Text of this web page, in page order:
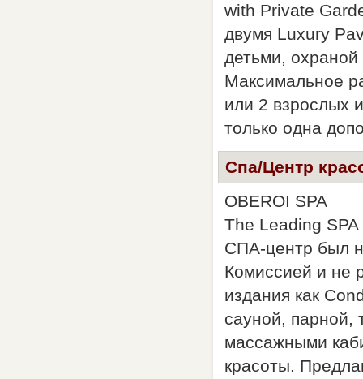
with Private
двумя Luxury
детьми, охраной
Максимальное
или 2 взрослых
только одна
Спа/Центр
OBEROI SPA
The Leading SPA
СПА-центр был
Комиссией и не
издания как
сауной,
массажными
красоты.